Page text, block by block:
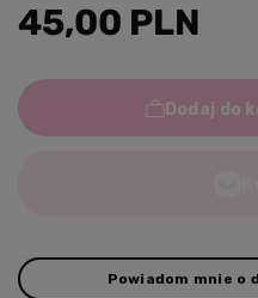
45,00 PLN
Dodaj do
Powiadom mnie o